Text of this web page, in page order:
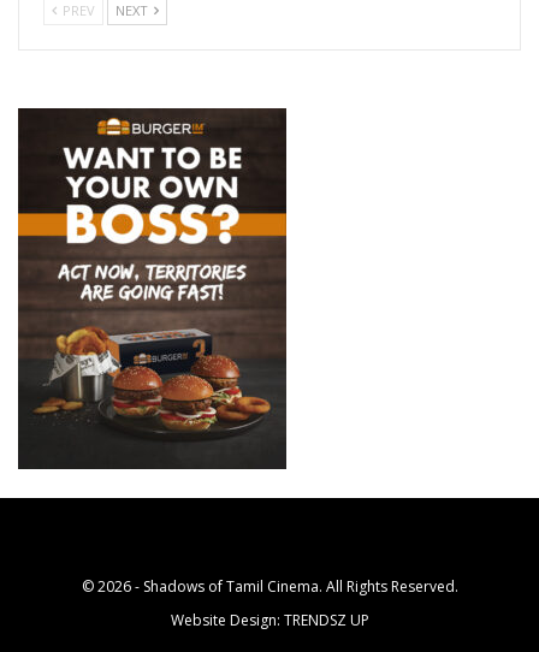
PREV NEXT
© 2026 - Shadows of Tamil Cinema. All Rights Reserved.
Website Design: TRENDSZ UP